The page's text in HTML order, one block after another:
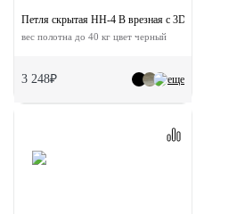
еще
Петля скрытая HH-4 B врезная с 3D-регулировкой
вес полотна до 40 кг цвет черный
3 248₽